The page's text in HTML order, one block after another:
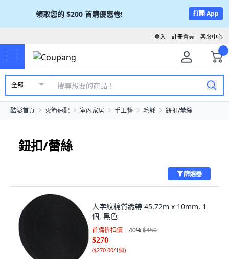
領取您的 $200 首購優惠卷! 打開 App
客服中心
註冊會員
登入
全部
酷澎首頁 火箭速配 室內家居 手工藝 毛氈 鈕扣/蕾絲
鈕扣/蕾絲
篩選器
人字紋棉質織帶 45.72m x 10mm, 1
個, 黑色
首購折扣價 40%$450
$270
($270.00/1個)